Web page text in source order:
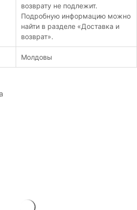
возврату не подлежит.
Подробную информацию можно
найти в разделе «Доставка и
возврат».
Молдовы